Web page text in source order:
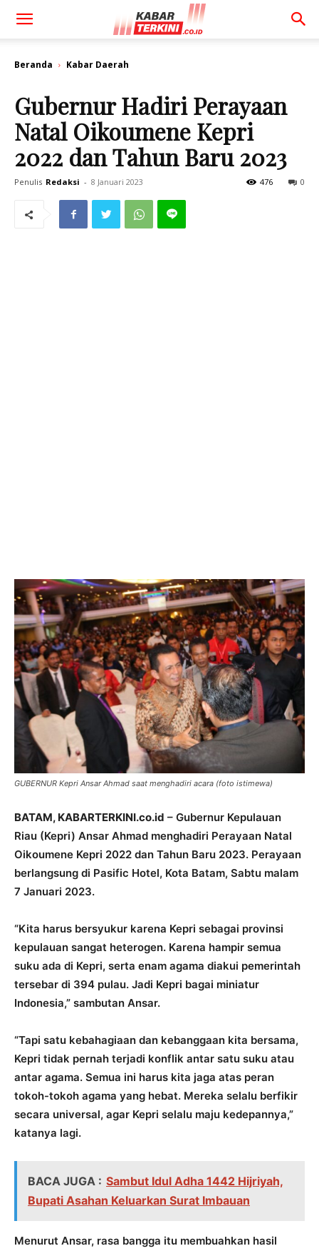
Beranda Kabar Daerah
Gubernur Hadiri Perayaan
Natal Oikoumene Kepri
2022 dan Tahun Baru 2023
Penulis Redaksi - 8 Januari 2023 0
476
GUBERNUR Kepri Ansar Ahmad saat menghadiri acara (foto istimewa)
BATAM, KABARTERKINI.co.id – Gubernur Kepulauan
Riau (Kepri) Ansar Ahmad menghadiri Perayaan Natal
Oikoumene Kepri 2022 dan Tahun Baru 2023. Perayaan
berlangsung di Pasific Hotel, Kota Batam, Sabtu malam
7 Januari 2023.
“Kita harus bersyukur karena Kepri sebagai provinsi
kepulauan sangat heterogen. Karena hampir semua
suku ada di Kepri, serta enam agama diakui pemerintah
tersebar di 394 pulau. Jadi Kepri bagai miniatur
Indonesia,” sambutan Ansar.
“Tapi satu kebahagiaan dan kebanggaan kita bersama,
Kepri tidak pernah terjadi konflik antar satu suku atau
antar agama. Semua ini harus kita jaga atas peran
tokoh-tokoh agama yang hebat. Mereka selalu berfikir
secara universal, agar Kepri selalu maju kedepannya,”
katanya lagi.
BACA JUGA : Sambut Idul Adha 1442 Hijriyah,
Bupati Asahan Keluarkan Surat Imbauan
Menurut Ansar, rasa bangga itu membuahkan hasil